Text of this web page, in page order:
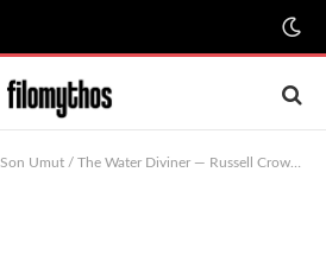
Son Umut / The Water Diviner — Russell Crowe (2014)